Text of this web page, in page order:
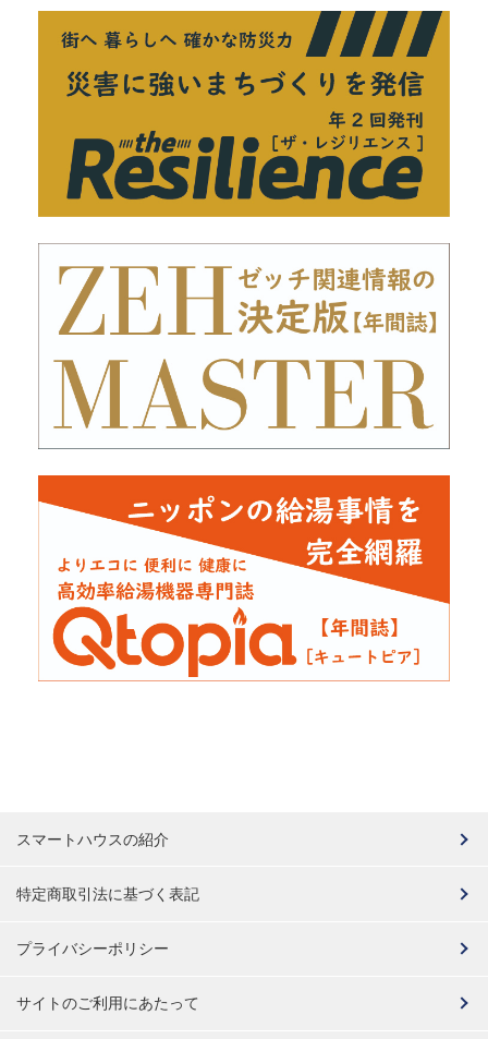
スマートハウスの紹介
特定商取引法に基づく表記
プライバシーポリシー
サイトのご利用にあたって